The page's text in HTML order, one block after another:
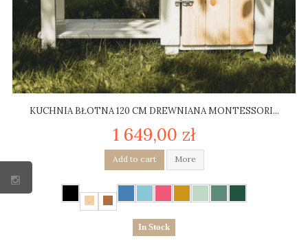
KUCHNIA BŁOTNA 120 CM DREWNIANA MONTESSORI...
1 649,00 zł
Add to cart More
In Stock